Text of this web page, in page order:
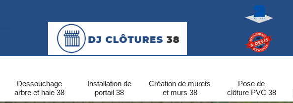
Dessouchage
arbre et haie 38
Installation de
portail 38
Création de murets
et murs 38
Pose de
clôture PVC 38